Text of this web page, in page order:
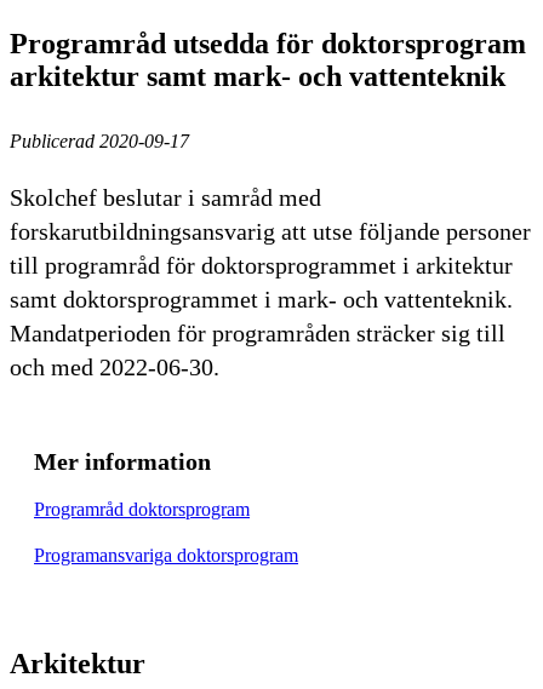
Programråd utsedda för doktorsprogram
arkitektur samt mark- och vattenteknik
Publicerad 2020-09-17
Skolchef beslutar i samråd med
forskarutbildningsansvarig att utse följande personer
till programråd för doktorsprogrammet i arkitektur
samt doktorsprogrammet i mark- och vattenteknik.
Mandatperioden för programråden sträcker sig till
och med 2022-06-30.
Mer information
Programråd doktorsprogram
Programansvariga doktorsprogram
Arkitektur